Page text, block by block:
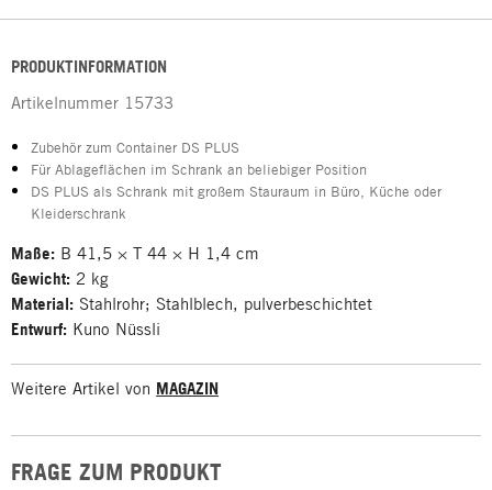
PRODUKTINFORMATION
Artikelnummer 15733
Zubehör zum Container DS PLUS
Für Ablageflächen im Schrank an beliebiger Position
DS PLUS als Schrank mit großem Stauraum in Büro, Küche oder
Kleiderschrank
Maße: B 41,5 × T 44 × H 1,4 cm
Gewicht: 2 kg
Material: Stahlrohr; Stahlblech, pulverbeschichtet
Entwurf: Kuno Nüssli
Weitere Artikel von MAGAZIN
FRAGE ZUM PRODUKT